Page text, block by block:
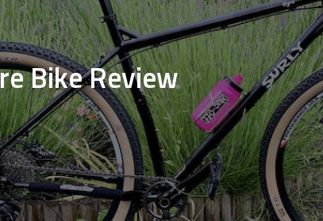
Bike Review